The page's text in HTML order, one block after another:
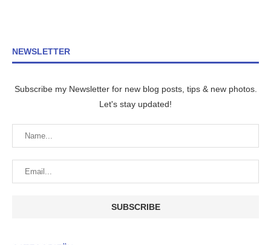
NEWSLETTER
Subscribe my Newsletter for new blog posts, tips & new photos.
Let's stay updated!